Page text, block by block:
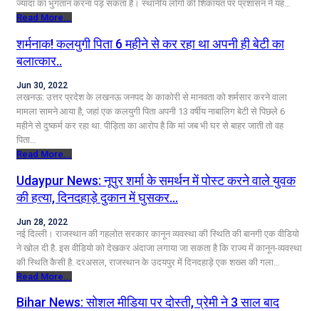
ज्यादा का भुगतान करना पड़ सकता है। स्थानीय लोगों की शिकायत पर प्रशासन ने यह…
Read More...
शर्मनाक! कलयुगी पिता 6 महीने से कर रहा था अपनी ही बेटी का
बलात्कार..
Jun 30, 2022
लखनऊ: उत्तर प्रदेश के लखनऊ जनपद के काकोरी से मानवता को शर्मसार करने वाला
मामला सामने आया है, जहां एक कलयुगी पिता अपनी 13 वर्षीय नाबालिग बेटी से पिछले 6
महीने से दुष्कर्म कर रहा था. पीड़िता का आरोप है कि मां जब भी घर से बाहर जाती तो वह
पिता…
Read More...
Udaypur News: नूपुर शर्मा के समर्थन में पोस्ट करने वाले युवक
की हत्या, दिनदहाड़े दुकान में घुसकर…
Jun 28, 2022
नई दिल्ली। राजस्थान की गहलोत सरकार कानून व्यवस्था की स्थिति की बानगी एक वीडियो
ने खोल दी है. इस वीडियो को देखकर अंदाजा लगाया जा सकता है कि राज्य में कानून-व्यवस्था
की स्थिति कैसी है. दरअसल, राजस्थान के उदयपुर में दिनदहाड़े एक शख्स की गला…
Read More...
Bihar News: सोशल मीडिया पर दोस्ती, प्रेमी ने 3 साल बाद